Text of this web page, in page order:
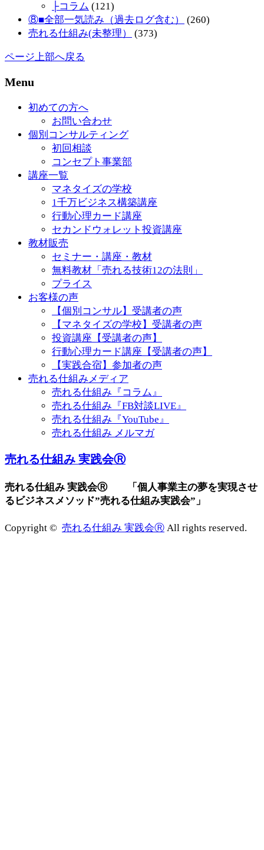
├コラム (121)
⑧■全部一気読み（過去ログ含む）
(260)
売れる仕組み(未整理）
(373)
ページ上部へ戻る
Menu
初めての方へ
お問い合わせ
個別コンサルティング
初回相談
コンセプト事業部
講座一覧
マネタイズの学校
1千万ビジネス構築講座
行動心理カード講座
セカンドウォレット投資講座
教材販売
セミナー・講座・教材
無料教材「売れる技術12の法則」
プライス
お客様の声
【個別コンサル】受講者の声
【マネタイズの学校】受講者の声
投資講座【受講者の声】
行動心理カード講座【受講者の声】
【実践合宿】参加者の声
売れる仕組みメディア
売れる仕組み『コラム』
売れる仕組み『FB対談LIVE』
売れる仕組み『YouTube』
売れる仕組み メルマガ
売れる仕組み 実践会Ⓡ
売れる仕組み 実践会Ⓡ 「個人事業主の夢を実現させ
るビジネスメソッド”売れる仕組み実践会”」
Copyright © 売れる仕組み 実践会Ⓡ All rights reserved.